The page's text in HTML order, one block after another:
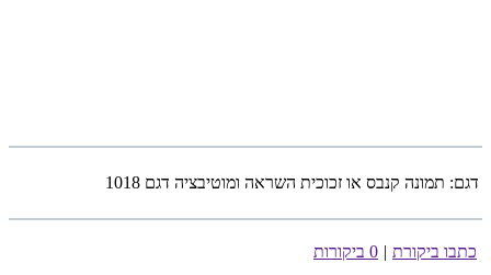
דגם: תמונה קנבס או זכוכית השראה ומוטיבציה דגם 1018
כתבו ביקורת | 0 ביקורות